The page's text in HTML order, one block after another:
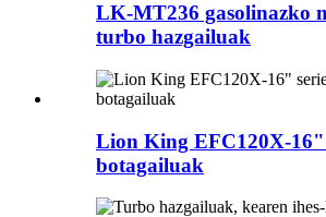
LK-MT236 gasolinazko
turbo hazgailuak
Lion King EFC120X-16"
botagailuak